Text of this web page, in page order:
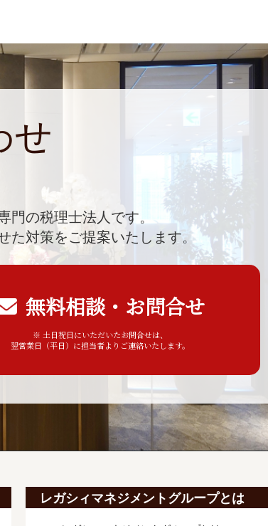
せ
門の税理士法人です。
た対策をご提案いたします。
無料相談・お問合せ
※ 土日祝日にいただいたお問合せは、
翌営業日（平日）に担当者よりご連絡いたします。
レガシィマネジメントグループとは